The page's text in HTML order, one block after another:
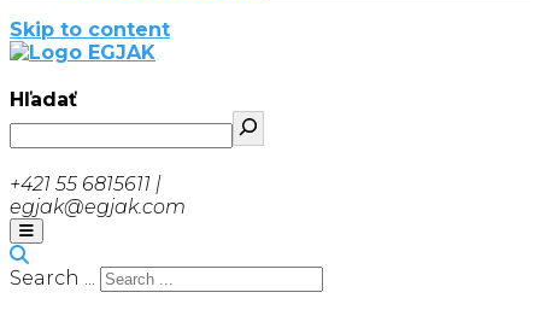
Skip to content
EGJAK
Hľadať
+421 55 6815611 |
egjak@egjak.com
Search ...